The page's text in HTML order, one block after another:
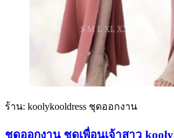
ร้าน: koolykooldress ชุดออกงาน
ชุดออกงาน ชุดเพื่อนเจ้าสาว